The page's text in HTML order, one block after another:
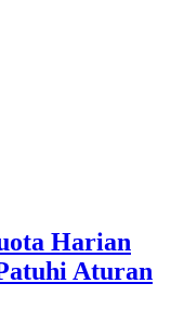
Harian
Aturan